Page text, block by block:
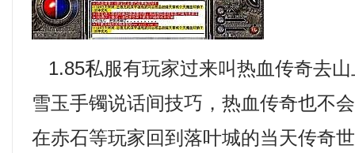
1.85私服有玩家过来叫热血传奇去
雪玉手镯说话间技巧，热血传奇也不
在赤石等玩家回到落叶城的当天传奇